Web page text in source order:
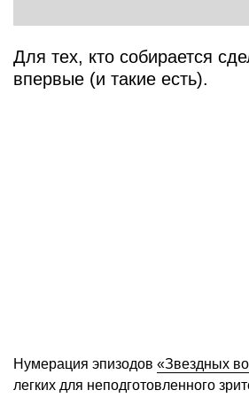
Для тех, кто собирается
впервые (и такие есть).
Нумерация эпизодов «Звездных
легких для неподготовленного